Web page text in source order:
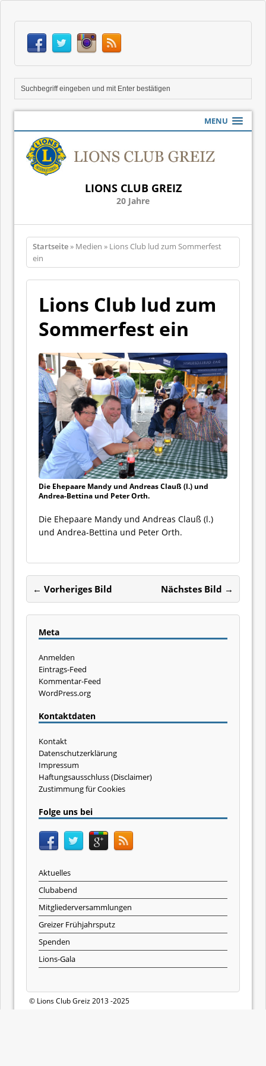
MENU
LIONS CLUB GREIZ
20 Jahre
Startseite» Medien » Lions Club lud zum Sommerfest
ein
Lions Club lud zum
Sommerfest ein
Die Ehepaare Mandy und Andreas Clauß (l.) und
Andrea-Bettina und Peter Orth.
Die Ehepaare Mandy und Andreas Clauß (l.)
und Andrea-Bettina und Peter Orth.
← Vorheriges Bild Nächstes Bild →
Meta
Anmelden
Eintrags-Feed
Kommentar-Feed
WordPress.org
Kontaktdaten
Kontakt
Datenschutzerklärung
Impressum
Haftungsausschluss (Disclaimer)
Zustimmung für Cookies
Folge uns bei
Aktuelles
Clubabend
Mitgliederversammlungen
Greizer Frühjahrsputz
Spenden
Lions-Gala
© Lions Club Greiz 2013 -2025